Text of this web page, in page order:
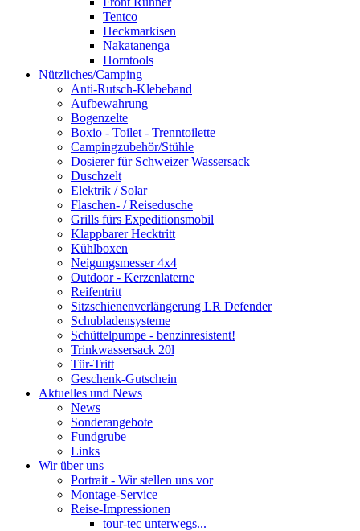
Tentco
Heckmarkisen
Nakatanenga
Horntools
Nützliches/Camping
Anti-Rutsch-Klebeband
Aufbewahrung
Bogenzelte
Boxio - Toilet - Trenntoilette
Campingzubehör/Stühle
Dosierer für Schweizer Wassersack
Duschzelt
Elektrik / Solar
Flaschen- / Reisedusche
Grills fürs Expeditionsmobil
Klappbarer Hecktritt
Kühlboxen
Neigungsmesser 4x4
Outdoor - Kerzenlaterne
Reifentritt
Sitzschienenverlängerung LR Defender
Schubladensysteme
Schüttelpumpe - benzinresistent!
Trinkwassersack 20l
Tür-Tritt
Geschenk-Gutschein
Aktuelles und News
News
Sonderangebote
Fundgrube
Links
Wir über uns
Portrait - Wir stellen uns vor
Montage-Service
Reise-Impressionen
tour-tec unterwegs...